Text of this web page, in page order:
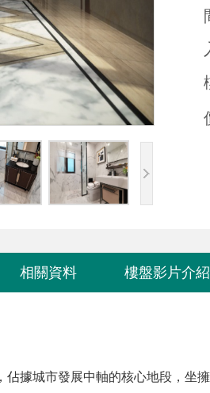
相關資料 樓盤影片介紹
據城市發展中軸的核心地段，坐